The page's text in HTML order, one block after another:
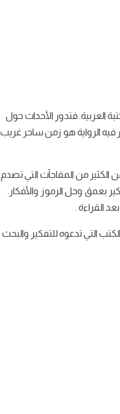
العربية. فتدور الأحداث حول
فيه الرواية هو زمن ساحر غريب
من المفاجآت التي تصدم
بعمق وحل الرموز والأفكار.
القراءة .
التي تدعوه للتفكير والبحث